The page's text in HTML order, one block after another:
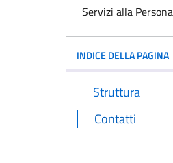
Servizi alla
INDICE DELLA PAGINA
Struttura
Contatti